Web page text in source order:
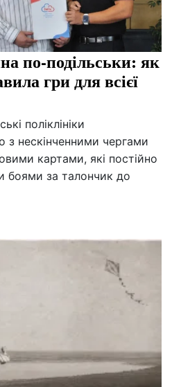
по-подільськи: як
гри для всієї
поліклініки
з нескінченними чергами
картами, які постійно
боями за талончик до